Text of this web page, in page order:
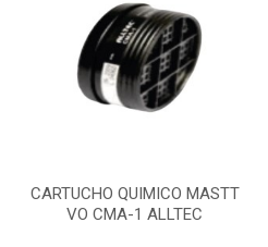
CARTUCHO QUIMICO MASTT
VO CMA-1 ALLTEC